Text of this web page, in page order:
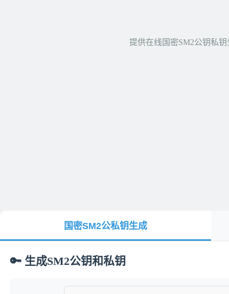
提供在线国密SM2公钥私
国密SM2公私钥生成
🔑 生成SM2公钥和私钥